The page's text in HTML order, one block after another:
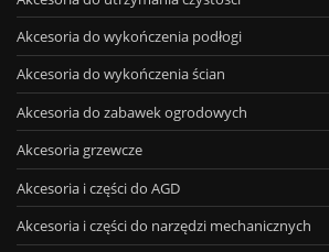
Akcesoria do wykończenia podłogi
Akcesoria do wykończenia ścian
Akcesoria do zabawek ogrodowych
Akcesoria grzewcze
Akcesoria i części do AGD
Akcesoria i części do narzędzi mechanicznych